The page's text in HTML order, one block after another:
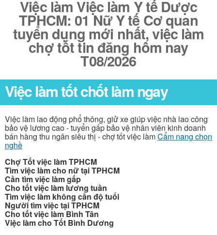
Việc làm Việc làm Y tế Dược
TPHCM: 01 Nữ Y tế Cơ quan
tuyển dụng mới nhất, việc làm
chợ tốt tin đăng hôm nay
T08/2026
Việc làm tốt chốt làm ngay
Việc làm lao động phổ thông, giử xe giúp việc nhà lao công
bảo vệ lương cao - tuyển gấp bảo vệ nhân viên kinh doanh
bán hàng thu ngân siêu thị - chợ tốt việc làmCẩm nang chọn
nghề
Chợ Tốt việc làm TPHCM
Tìm việc làm cho nữ tại TPHCM
Cần tìm việc làm gấp
Cho tốt việc làm lương tuần
Tìm việc làm không cần độ tuổi
Người tìm việc tại TPHCM
Cho tốt việc làm Bình Tân
Việc làm cho Tốt Bình Dương